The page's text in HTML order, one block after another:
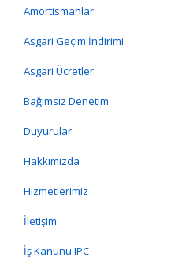
Amortismanlar
Asgari Geçim İndirimi
Asgari Ücretler
Bağımsız Denetim
Duyurular
Hakkımızda
Hizmetlerimiz
İletişim
İş Kanunu IPC